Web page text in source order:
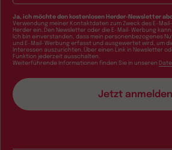
Ja, ich möchte den kostenlosen Herder-Newsletter
Verwendung meiner Kontaktdaten zum Zweck des E-
Herder ein. Den Newsletter oder die E-Mail-Werbung
Ich bin einverstanden, dass mein personenbezogenes
und E-Mail-Werbung erfasst und ausgewertet wird, um
Interessen auszurichten. Über einen Link in Newsletter
Funktion jederzeit ausschalten.
Weiterführende Informationen finden Sie in unseren